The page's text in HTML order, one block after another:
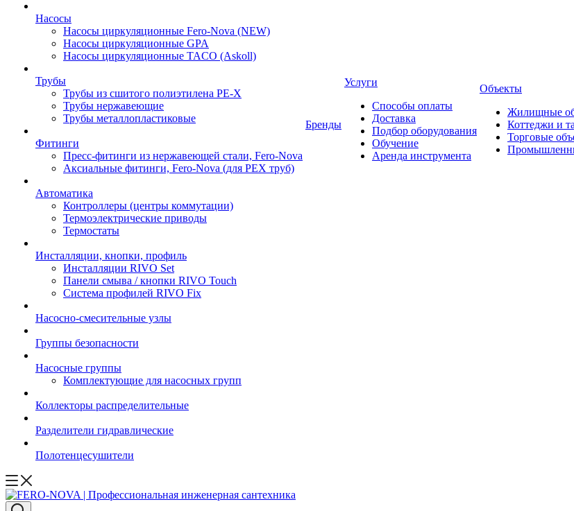
Насосы
Насосы циркуляционные Fero-Nova (NEW)
Насосы циркуляционные GPA
Насосы циркуляционные TACO (Askoll)
Трубы
Трубы из сшитого полиэтилена PE-X
Трубы нержавеющие
Трубы металлопластиковые
Фитинги
Пресс-фитинги из нержавеющей стали, Fero-Nova
Аксиальные фитинги, Fero-Nova (для PEX труб)
Автоматика
Контроллеры (центры коммутации)
Термоэлектрические приводы
Термостаты
Инсталляции, кнопки, профиль
Инсталляции RIVO Set
Панели смыва / кнопки RIVO Touch
Система профилей RIVO Fix
Насосно-смесительные узлы
Группы безопасности
Насосные группы
Комплектующие для насосных групп
Коллекторы распределительные
Разделители гидравлические
Полотенцесушители
Бренды
Услуги
Способы оплаты
Доставка
Подбор оборудования
Обучение
Аренда инструмента
Объекты
Жилищные
Коттеджи и
Торговые